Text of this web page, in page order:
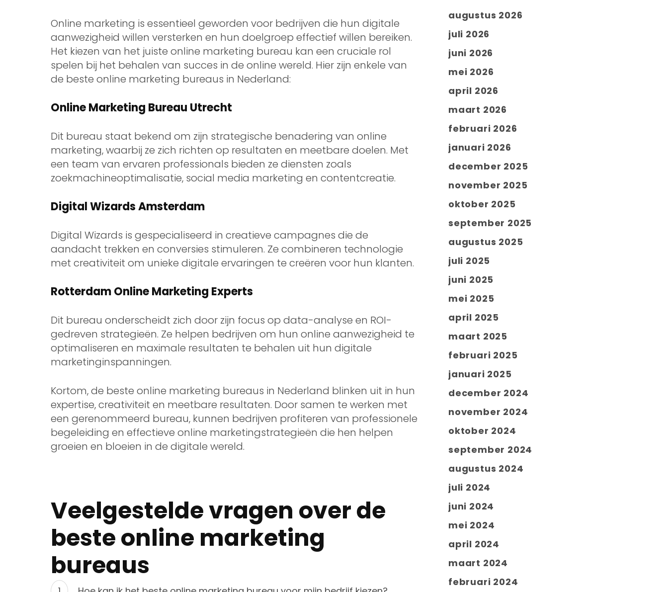
Online marketing is essentieel geworden voor bedrijven die hun digitale
aanwezigheid willen versterken en hun doelgroep effectief willen bereiken.
Het kiezen van het juiste online marketing bureau kan een cruciale rol
spelen bij het behalen van succes in de online wereld. Hier zijn enkele van
de beste online marketing bureaus in Nederland:
Online Marketing Bureau Utrecht
Dit bureau staat bekend om zijn strategische benadering van online
marketing, waarbij ze zich richten op resultaten en meetbare doelen. Met
een team van ervaren professionals bieden ze diensten zoals
zoekmachineoptimalisatie, social media marketing en contentcreatie.
Digital Wizards Amsterdam
Digital Wizards is gespecialiseerd in creatieve campagnes die de
aandacht trekken en conversies stimuleren. Ze combineren technologie
met creativiteit om unieke digitale ervaringen te creëren voor hun klanten.
Rotterdam Online Marketing Experts
Dit bureau onderscheidt zich door zijn focus op data-analyse en ROI-
gedreven strategieën. Ze helpen bedrijven om hun online aanwezigheid te
optimaliseren en maximale resultaten te behalen uit hun digitale
marketinginspanningen.
Kortom, de beste online marketing bureaus in Nederland blinken uit in hun
expertise, creativiteit en meetbare resultaten. Door samen te werken met
een gerenommeerd bureau, kunnen bedrijven profiteren van professionele
begeleiding en effectieve online marketingstrategieën die hen helpen
groeien en bloeien in de digitale wereld.
Veelgestelde vragen over de
beste online marketing
bureaus
augustus 2026
juli 2026
juni 2026
mei 2026
april 2026
maart 2026
februari 2026
januari 2026
december 2025
november 2025
oktober 2025
september 2025
augustus 2025
juli 2025
juni 2025
mei 2025
april 2025
maart 2025
februari 2025
januari 2025
december 2024
november 2024
oktober 2024
september 2024
augustus 2024
juli 2024
juni 2024
mei 2024
april 2024
maart 2024
februari 2024